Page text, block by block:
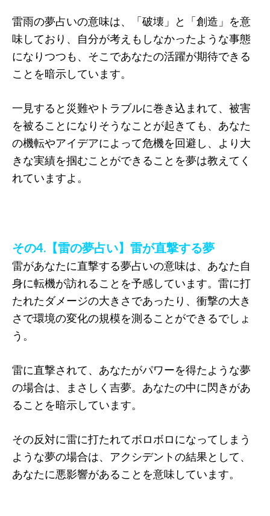
雷雨の夢占いの意味は、「破壊」と「創造」を意
味しており、自分が考えもしなかったような事態
になりつつも、そこであなたの活躍が期待できる
ことを暗示しています。
一見すると災難やトラブルに巻き込まれて、被害
を被ることになりそうなことが起きても、あなた
の機転やアイデアによって危機を回避し、より大
きな実績を掴むことができることを夢は教えてく
れていますよ。
その4.【雷の夢占い】雷が直撃する夢
雷があなたに直撃する夢占いの意味は、あなた自
身に転機が訪れることを予感しています。雷に打
たれたダメージの大きさであったり、衝撃の大き
さで環境の変化の規模を測ることができるでしょ
う。
雷に直撃されて、あなたがパワーを得たような夢
の場合は、まさしく吉夢。あなたの中に閃きがあ
ることを暗示しています。
その反対に雷に打たれてボロボロになってしまう
ような夢の場合は、アクシデントの結果として、
あなたに悪影響があることを意味しています。